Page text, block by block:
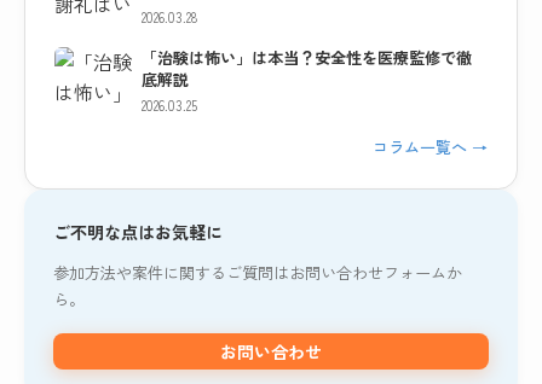
2026.03.28
「治験は怖い」は本当？安全性を医療監修で徹
底解説
2026.03.25
コラム一覧へ →
ご不明な点はお気軽に
参加方法や案件に関するご質問はお問い合わせフォームか
ら。
お問い合わせ